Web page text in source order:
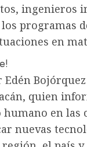
ingenieros
programas
en
quien
en las
nuevas